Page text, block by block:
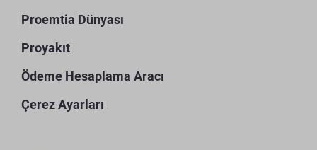
Proemtia Dünyası
Proyakıt
Ödeme Hesaplama Aracı
Çerez Ayarları